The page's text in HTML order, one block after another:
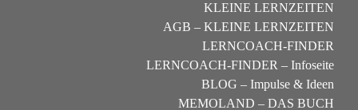
KLEINE LERNZEITEN
AGB – KLEINE LERNZEITEN
LERNCOACH-FINDER
LERNCOACH-FINDER – Infoseite
BLOG – Impulse & Ideen
MEMOLAND – DAS BUCH